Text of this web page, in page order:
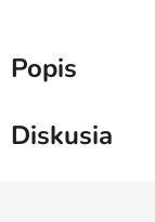
Popis
Diskusia